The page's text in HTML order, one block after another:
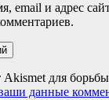
email и адрес
Akismet для
данные